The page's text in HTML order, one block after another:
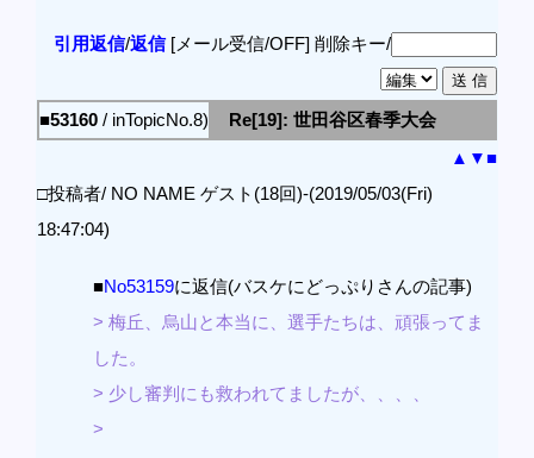
引用返信/返信[メール受信/OFF] 削除キー/
■53160 / inTopicNo.8)
Re[19]: 世田谷区春季大会
▲ ▼■
□投稿者/ NO NAME ゲスト(18回)-(2019/05/03(Fri)
18:47:04)
■No53159に返信(バスケにどっぷりさんの記事)
> 梅丘、烏山と本当に、選手たちは、頑張ってま
した。
> 少し審判にも救われてましたが、、、、
>